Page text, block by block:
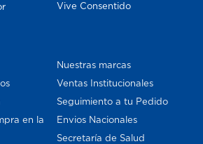
Vive Consentido
en la
Nuestras marcas
Ventas Institucionales
Seguimiento a tu Pedido
Envios Nacionales
Secretaría de Salud